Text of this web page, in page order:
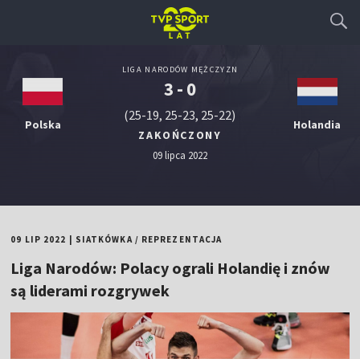
Polska
LIGA NARODÓW MĘŻCZYZN
3 - 0
(25-19, 25-23, 25-22)
ZAKOŃCZONY
09 lipca 2022
Holandia
09 LIP 2022 SIATKÓWKA/ REPREZENTACJA
Liga Narodów: Polacy ograli Holandię i znów
są liderami rozgrywek